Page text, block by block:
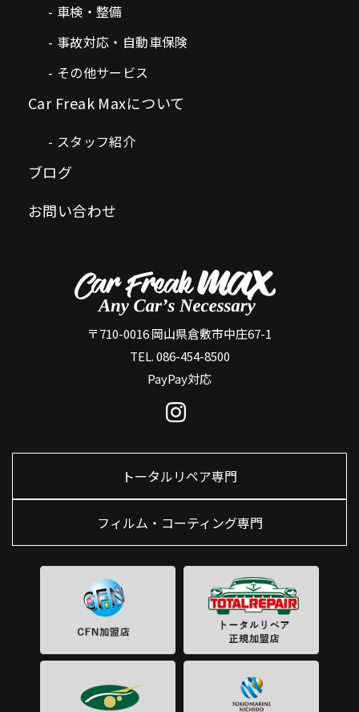
車検・整備
事故対応・自動車保険
その他サービス
Car Freak Maxについて
スタッフ紹介
ブログ
お問い合わせ
〒710-0016 岡山県倉敷市中庄67-1
TEL. 086-454-8500
PayPay対応
トータルリペア専門
フィルム・コーティング専門